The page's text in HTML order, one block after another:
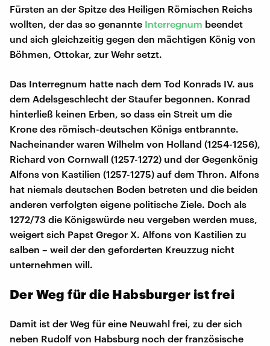
Fürsten an der Spitze des Heiligen Römischen Reichs
wollten, der das so genannte Interregnum beendet
und sich gleichzeitig gegen den mächtigen König von
Böhmen, Ottokar, zur Wehr setzt.
Das Interregnum hatte nach dem Tod Konrads IV. aus
dem Adelsgeschlecht der Staufer begonnen. Konrad
hinterließ keinen Erben, so dass ein Streit um die
Krone des römisch-deutschen Königs entbrannte.
Nacheinander waren Wilhelm von Holland (1254-1256),
Richard von Cornwall (1257-1272) und der Gegenkönig
Alfons von Kastilien (1257-1275) auf dem Thron. Alfons
hat niemals deutschen Boden betreten und die beiden
anderen verfolgten eigene politische Ziele. Doch als
1272/73 die Königswürde neu vergeben werden muss,
weigert sich Papst Gregor X. Alfons von Kastilien zu
salben – weil der den geforderten Kreuzzug nicht
unternehmen will.
Der Weg für die Habsburger ist frei
Damit ist der Weg für eine Neuwahl frei, zu der sich
neben Rudolf von Habsburg noch der französische